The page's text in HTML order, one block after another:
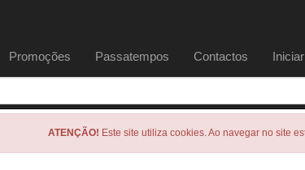
Promoções Passatempos Contactos
ATENÇÃO! Este site utiliza cookies. Ao navegar no site